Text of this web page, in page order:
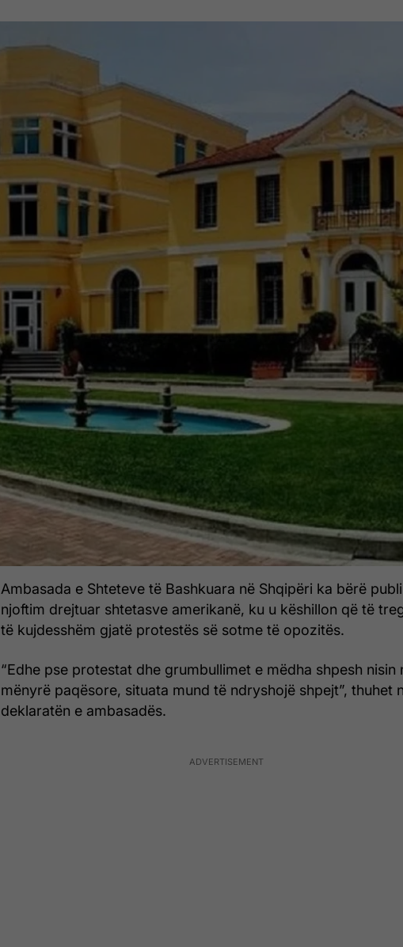
Ambasada e Shteteve të Bashkuara në Shqipëri ka bërë
njoftim drejtuar shtetasve amerikanë, ku u këshillon që të
të kujdesshëm gjatë protestës së sotme të opozitës.
“Edhe pse protestat dhe grumbullimet e mëdha shpesh nisin
mënyrë paqësore, situata mund të ndryshojë shpejt”, thuhet
deklaratën e ambasadës.